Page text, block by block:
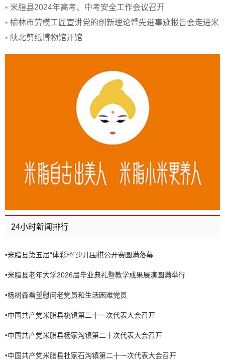
部署会
• 米脂县2024年高考、中考安全工作会议召开
• 榆林市劳模工匠宣讲党的创新理论暨先进事迹报告会走进米
脂
• 陕北剪纸博物馆开馆
24小时新闻排行
•米脂县第五届“体彩杯”少儿围棋公开赛圆满落幕
•米脂县老年大学2026届毕业典礼暨教学成果展演圆满举行
•杨树森看望慰问老党员和生活困难党员
•中国共产党米脂县桃镇第二十一次代表大会召开
•中国共产党米脂县杨家沟镇第二十次代表大会召开
•中国共产党米脂县杜家石沟镇第二十一次代表大会召开